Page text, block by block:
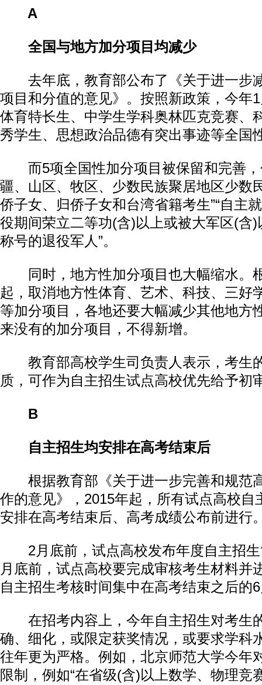
A
全国与地方加分项目均减少
去年底，教育部公布了《关于进一步
项目和分值的意见》。按照新政策，今年
体育特长生、中学生学科奥林匹克竞赛、
秀学生、思想政治品德有突出事迹等全国
而5项全国性加分项目被保留和完善，
疆、山区、牧区、少数民族聚居地区少数
侨子女、归侨子女和台湾省籍考生”“自主
役期间荣立二等功(含)以上或被大军区(含
称号的退役军人”。
同时，地方性加分项目也大幅缩水。
起，取消地方性体育、艺术、科技、三好
等加分项目，各地还要大幅减少其他地方
来没有的加分项目，不得新增。
教育部高校学生司负责人表示，考生
质，可作为自主招生试点高校优先给予初
B
自主招生均安排在高考结束后
根据教育部《关于进一步完善和规范
作的意见》，2015年起，所有试点高校自
安排在高考结束后、高考成绩公布前进行
2月底前，试点高校发布年度自主招生
月底前，试点高校要完成审核考生材料并
自主招生考核时间集中在高考结束之后的
在招考内容上，今年自主招生对考生
确、细化，或限定获奖情况，或要求学科
往年更为严格。例如，北京师范大学今年
限制，例如“在省级(含)以上数学、物理竞
动物系恋人啊 | 钟欣潼体验爱情哲学 南